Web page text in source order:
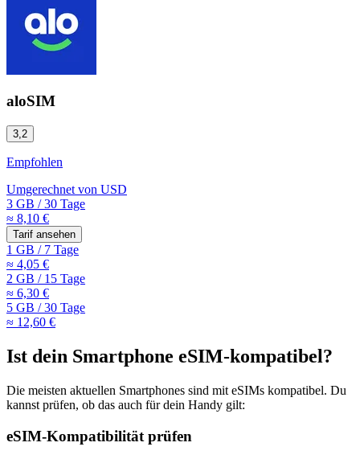
aloSIM
3,2
Empfohlen
Umgerechnet von USD
3 GB /30 Tage
≈ 8,10 €
Tarif ansehen
1 GB /7 Tage
≈ 4,05 €
2 GB /15 Tage
≈ 6,30 €
5 GB /30 Tage
≈ 12,60 €
Ist dein Smartphone eSIM-kompatibel?
Die meisten aktuellen Smartphones sind mit eSIMs kompatibel. Du
kannst prüfen, ob das auch für dein Handy gilt:
eSIM-Kompatibilität prüfen